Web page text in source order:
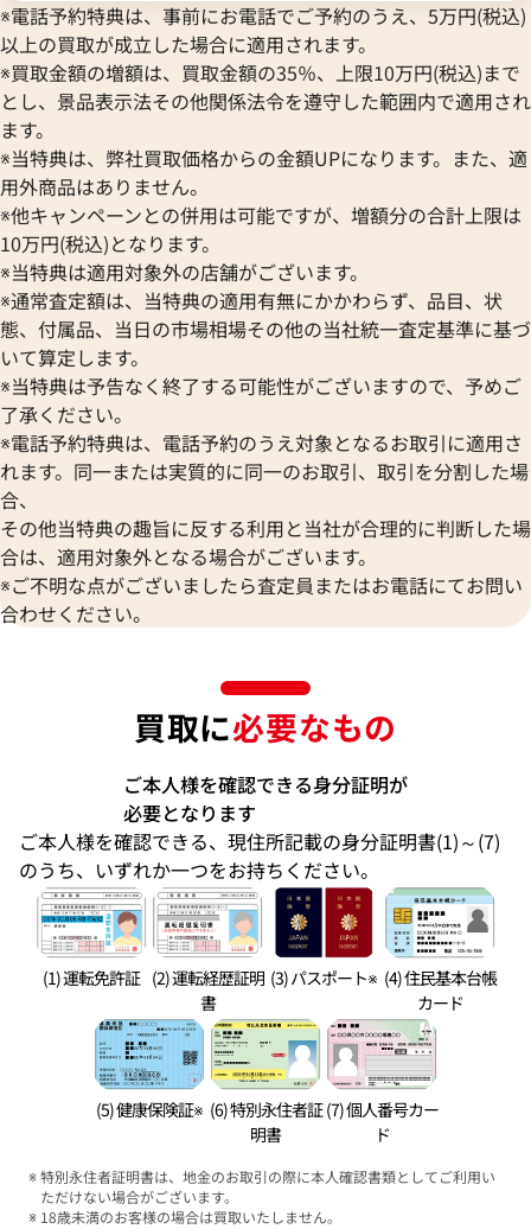
※電話予約特典は、事前にお電話でご予約のうえ、5万円(税込)
以上の買取が成立した場合に適用されます。
※買取金額の増額は、買取金額の35％、上限10万円(税込)まで
とし、景品表示法その他関係法令を遵守した範囲内で適用され
ます。
※当特典は、弊社買取価格からの金額UPになります。また、適
用外商品はありません。
※他キャンペーンとの併用は可能ですが、増額分の合計上限は
10万円(税込)となります。
※当特典は適用対象外の店舗がございます。
※通常査定額は、当特典の適用有無にかかわらず、品目、状
態、付属品、当日の市場相場その他の当社統一査定基準に基づ
いて算定します。
※当特典は予告なく終了する可能性がございますので、予めご
了承ください。
※電話予約特典は、電話予約のうえ対象となるお取引に適用さ
れます。同一または実質的に同一のお取引、取引を分割した場
合、
その他当特典の趣旨に反する利用と当社が合理的に判断した場
合は、適用対象外となる場合がございます。
※ご不明な点がございましたら査定員またはお電話にてお問い
合わせください。
買取に必要なもの
ご本人様を確認できる身分証明が
必要となります
ご本人様を確認できる、現住所記載の身分証明書(1)～(7)
のうち、いずれか一つをお持ちください。
(1) 運転免許証 (2) 運転経歴証明
書
(3) パスポート※ (4) 住民基本台帳
カード
(5) 健康保険証※ (6) 特別永住者証
明書
(7) 個人番号カー
ド
特別永住者証明書は、地金のお取引の際に本人確認書類としてご利用い
ただけない場合がございます。
18歳未満のお客様の場合は買取いたしません。